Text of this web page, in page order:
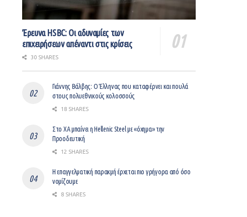
Έρευνα HSBC: Οι αδυναμίες των
επιχειρήσεων απέναντι στις κρίσεις
30 SHARES
Γιάννης Βάλβης: O Έλληνας που καταφέρνει και πουλά
στους πολυεθνικούς κολοσσούς
18 SHARES
Στο ΧΑ μπαίνει η Hellenic Steel με «όχημα» την
Προοδευτική
12 SHARES
Η επαγγελματική παρακμή έρχεται πιο γρήγορα από όσο
νομίζουμε
8 SHARES